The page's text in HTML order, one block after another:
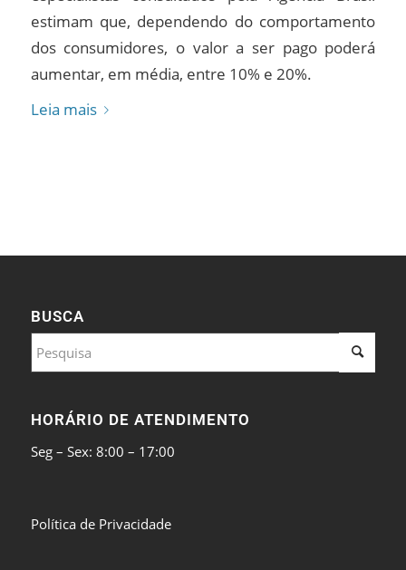
estimam que, dependendo do comportamento
dos consumidores, o valor a ser pago poderá
aumentar, em média, entre 10% e 20%.
Leia mais
BUSCA
HORÁRIO DE ATENDIMENTO
Seg – Sex: 8:00 – 17:00
Política de Privacidade